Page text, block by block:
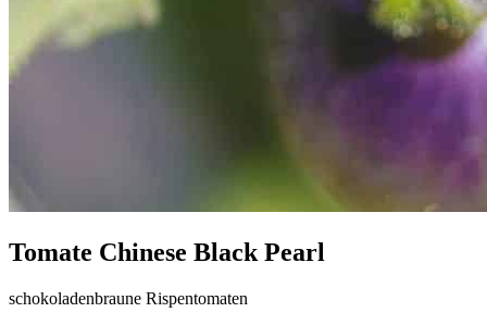
Tomate Chinese Black Pearl
schokoladenbraune Rispentomaten